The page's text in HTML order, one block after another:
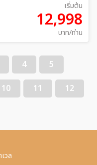
เริ่มต้น
12,998
บาท/ท่าน
4
5
10 11
12
วล